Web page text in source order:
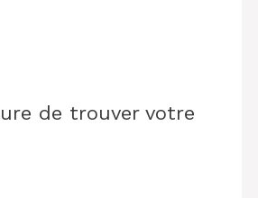
de trouver votre